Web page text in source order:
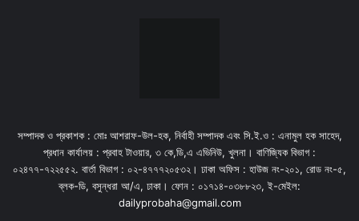
সম্পাদক ও প্রকাশক : মোঃ আশরাফ-উল-হক, নির্বাহী সম্পাদক এবং সি.ই.ও : এনামুল হক সাহেদ,
প্রধান কার্যালয় : প্রবাহ টাওয়ার, ৩ কে,ডি,এ এভিনিউ, খুলনা। বাণিজ্যিক বিভাগ :
০২৪৭৭-৭২২৫৫২. বার্তা বিভাগ : ০২-৪৭৭৭২০৫৩২। ঢাকা অফিস : হাউজ নং-২০১, রোড নং-৫,
ব্লক-ডি, বসুন্ধরা আ/এ, ঢাকা। ফোন : ০১৭১৪-০৩৮৮২৩, ই-মেইল:
dailyprobaha@gmail.com